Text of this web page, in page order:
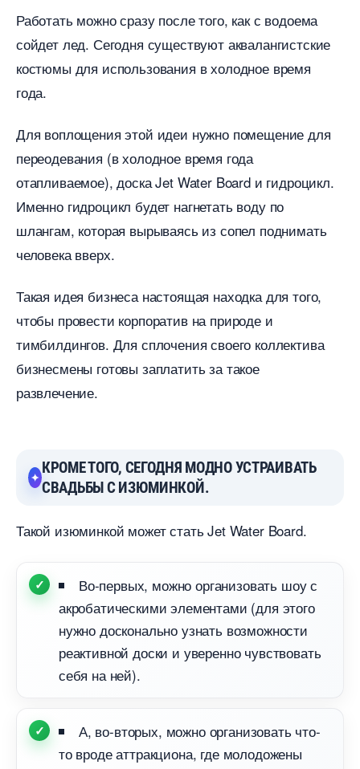
Работать можно сразу после того, как с водоема
сойдет лед. Сегодня существуют аквалангистские
костюмы для использования в холодное время
ода.
Для воплощения этой идеи нужно помещение для
переодевания (в холодное время года
отапливаемое), доска Jet Water Board и гидроцикл.
Именно гидроцикл будет нагнетать воду по
шлангам, которая вырываясь из сопел поднимать
человека вверх.
Такая идея бизнеса настоящая находка для того,
чтобы провести корпоратив на природе и
тимбилдингов. Для сплочения своего коллектива
изнесмены готовы заплатить за такое
развлечение.
КРОМЕ ТОГО, СЕГОДНЯ МОДНО УСТРАИВАТЬ
СВАДЬБЫ С ИЗЮМИНКОЙ.
Такой изюминкой может стать Jet Water Board.
о-первых, можно организовать шоу с
акробатическими элементами (для этого
нужно досконально узнать возможности
реактивной доски и уверенно чувствовать
себя на ней).
А, во-вторых, можно организовать что-
то вроде аттракциона, где молодожены